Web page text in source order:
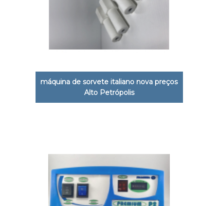
máquina de sorvete italiano nova preços
Alto Petrópolis